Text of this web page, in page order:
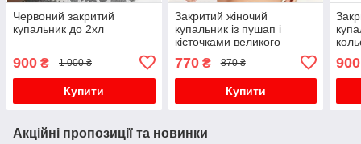
Червоний закритий
купальник до 2хл
900 ₴ 1 000 ₴
Купити
Закритий жіночий
купальник із пушап і
кісточками великого
770₴ 870 ₴
Купити
900
Акційні пропозиції та новинки